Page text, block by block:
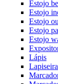
Estojo
Estojo
Estojo
Estojo
Estojo
Lápis